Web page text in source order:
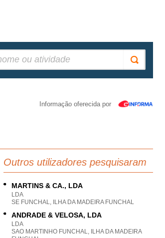
Informação oferecida por
Outros utilizadores pesquisaram
MARTINS & CA., LDA
LDA
SE FUNCHAL, ILHA DA MADEIRA FUNCHAL
ANDRADE & VELOSA, LDA
LDA
SAO MARTINHO FUNCHAL, ILHA DA MADEIRA